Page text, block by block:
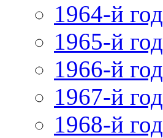
1964-й год
1965-й год
1966-й год
1967-й год
1968-й год